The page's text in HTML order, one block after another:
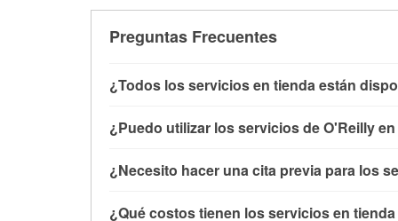
Preguntas Frecuentes
¿Todos los servicios en tienda están
con O'Reilly VeriScan® e instalación de
necesitas no está disponible en la tienda
¿Puedo utilizar los servicios de O'Reilly
comprado las partes en otro sitio. Los
baterías o limpiaparabrisas requieren que
¿Necesito hacer una cita previa para los
¿Qué costos tienen los servicios en